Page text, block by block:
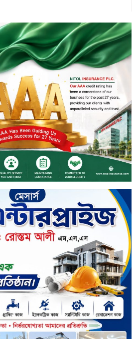
জীবননগর সীমান্ত দিয়ে ভারতে অবৈধ
অনুপ্রবেশের সময় ৮ বাংলাদেশি নারী
আটক
মাধবপুর গৃহবধূর ঝুলন্ত মরদেহ উদ্ধার
করছে পুলিশ
চ্যানেল আইয়ের ‘আমরাই বাংলাদেশ’
টকশোতে সাইফুল ইসলাম সোহেল ও
চিত্রনায়ক ডিএ তায়েব
টাঙ্গাইলে নিহত বাস মালিকদের
পরিবারকে অনুদান ও সম্মাননা প্রদান
টাঙ্গাইলে ভাষা কর্মশালা ও পুরষ্কার
বিতরণ
সড়ক নিরাপত্তায় বিশেষ অবদান রাখায়
নিসচা বিশেষ সম্মাননা পেলেন লায়ন গনি
মিয়া বাবুল
মার্কেন্টাইল ব্যাংকের নির্বাহী কমিটির
চেয়ারম্যান হলেন আনোয়ারুল হক